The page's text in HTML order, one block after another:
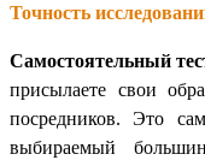
Точность
Самостоятельный
присылаете свои
посредников. Это
выбираемый